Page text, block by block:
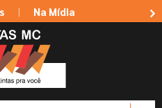
| Na Mídia